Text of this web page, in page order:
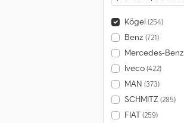
Kögel (254)
Benz (721)
Mercedes-Benz
Iveco(422)
MAN (373)
SCHMITZ(285)
FIAT(259)